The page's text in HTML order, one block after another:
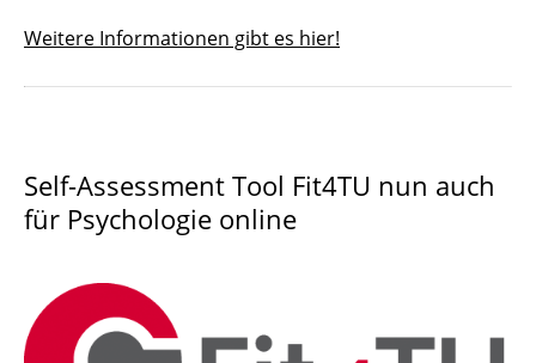
Weitere Informationen gibt es hier!
Self-Assessment Tool Fit4TU nun auch
für Psychologie online